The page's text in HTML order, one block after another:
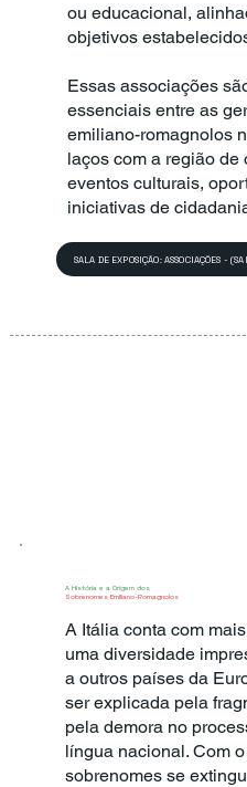
ou educacional,
objetivos
Essas associações
essenciais entre as
emiliano-romagnolos
laços com a região de
eventos culturais,
iniciativas de
SALA DE EXPOSIÇÃO: ASSOCIAÇÕES -
A História e a Origem dos
Sobrenomes Emiliano-Romagnolos
A Itália conta com
uma diversidade
a outros países da
ser explicada pela
pela demora no
língua nacional. Com
sobrenomes se